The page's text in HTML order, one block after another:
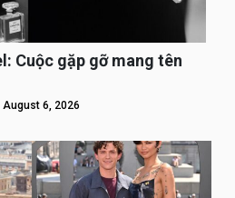
Cuộc gặp gỡ mang tên
August 6, 2026